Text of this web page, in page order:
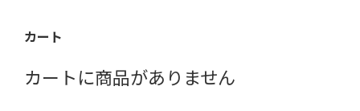
カート
カートに商品がありません